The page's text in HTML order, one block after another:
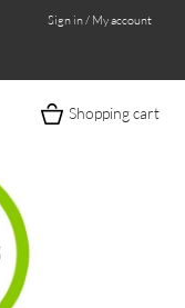
Sign in / My account
Shopping cart